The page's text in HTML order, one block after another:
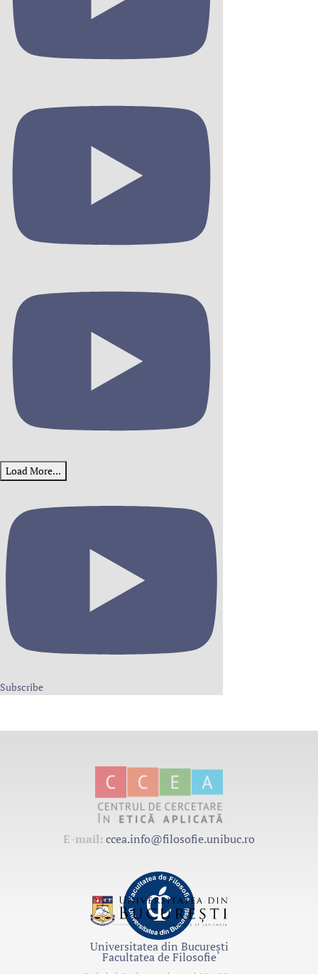
Load More...
Subscribe
E-mail: ccea.info@filosofie.unibuc.ro
Facultatea de Filosofie
Universitatea din București